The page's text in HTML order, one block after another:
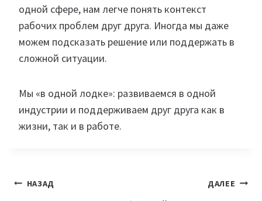
одной сфере, нам легче понять контекст
рабочих проблем друг друга. Иногда мы даже
можем подсказать решение или поддержать в
сложной ситуации.
Мы «в одной лодке»: развиваемся в одной
индустрии и поддерживаем друг друга как в
жизни, так и в работе.
Навигация
НАЗАД ДАЛЕЕ